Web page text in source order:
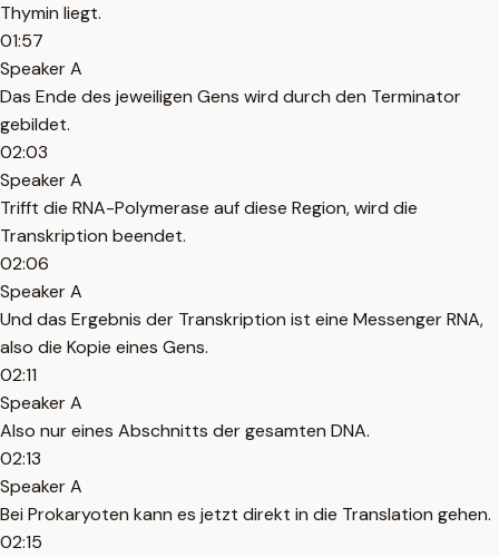
Thymin liegt.
01:57
Speaker A
Das Ende des jeweiligen Gens wird durch den Terminator
gebildet.
02:03
Speaker A
Trifft die RNA-Polymerase auf diese Region, wird die
Transkription beendet.
02:06
Speaker A
Und das Ergebnis der Transkription ist eine Messenger RNA,
also die Kopie eines Gens.
02:11
Speaker A
Also nur eines Abschnitts der gesamten DNA.
02:13
Speaker A
Bei Prokaryoten kann es jetzt direkt in die Translation gehen.
02:15